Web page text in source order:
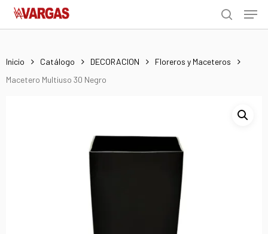
Skip
search
Menu
Inicio Catálogo DECORACION
Floreros y Maceteros
Macetero Multiuso 30 Negro